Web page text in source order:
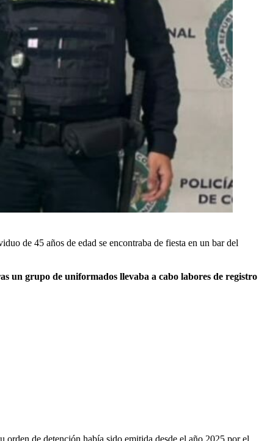
de 45 años de edad se encontraba de fiesta en un bar del
un grupo de uniformados llevaba a cabo labores de registro
orden de detención había sido emitida desde el año 2025 por el